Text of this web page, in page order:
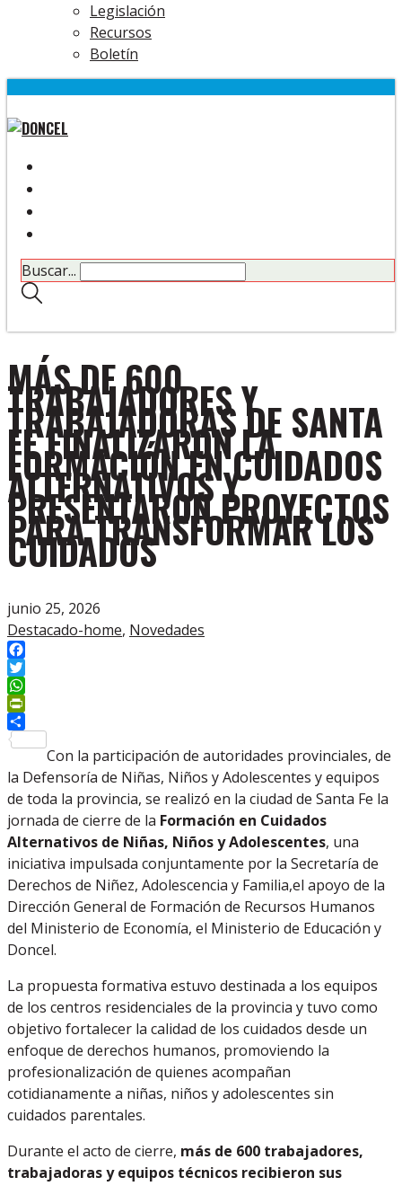
Legislación
Recursos
Boletín
Buscar...
MÁS DE 600
TRABAJADORES Y
TRABAJADORAS DE SANTA
FE FINALIZARON LA
FORMACIÓN EN CUIDADOS
ALTERNATIVOS Y
PRESENTARON PROYECTOS
PARA TRANSFORMAR LOS
CUIDADOS
junio 25, 2026
Destacado-home, Novedades
Facebook
Twitter
WhatsApp
PrintFriendly
Con la participación de autoridades provinciales, de
la Defensoría de Niñas, Niños y Adolescentes y equipos
de toda la provincia, se realizó en la ciudad de Santa Fe la
jornada de cierre de la Formación en Cuidados
Alternativos de Niñas, Niños y Adolescentes, una
iniciativa impulsada conjuntamente por la Secretaría de
Derechos de Niñez, Adolescencia y Familia,el apoyo de la
Dirección General de Formación de Recursos Humanos
del Ministerio de Economía, el Ministerio de Educación y
Doncel.
La propuesta formativa estuvo destinada a los equipos
de los centros residenciales de la provincia y tuvo como
objetivo fortalecer la calidad de los cuidados desde un
enfoque de derechos humanos, promoviendo la
profesionalización de quienes acompañan
cotidianamente a niñas, niños y adolescentes sin
cuidados parentales.
Durante el acto de cierre, más de 600 trabajadores,
trabajadoras y equipos técnicos recibieron sus